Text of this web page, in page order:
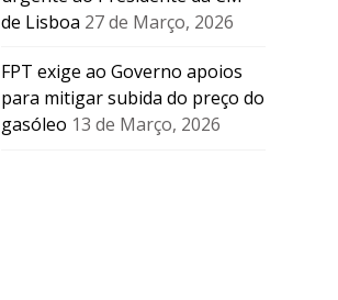
de Lisboa 27 de Março, 2026
FPT exige ao Governo apoios
para mitigar subida do preço do
gasóleo 13 de Março, 2026